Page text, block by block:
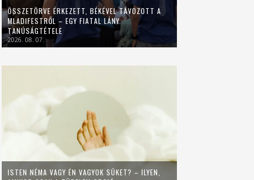
ÖSSZETÖRVE ÉRKEZETT, BÉKÉVEL TÁVOZOTT A
MLADIFESTRŐL – EGY FIATAL LÁNY
TANÚSÁGTÉTELE
2026. 08. 07.
ISTEN NÉMA VAGY ÉN VAGYOK SÜKET? – ILYEN,